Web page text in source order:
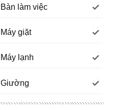
Bàn làm việc
Máy giặt
Máy lạnh
Giường